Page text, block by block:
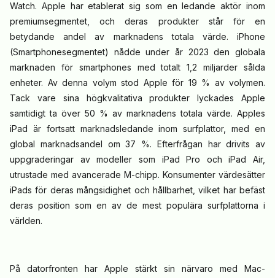
Watch. Apple har etablerat sig som en ledande aktör inom
premiumsegmentet, och deras produkter står för en
betydande andel av marknadens totala värde. iPhone
(Smartphonesegmentet) nådde under år 2023 den globala
marknaden för smartphones med totalt 1,2 miljarder sålda
enheter. Av denna volym stod Apple för 19 % av volymen.
Tack vare sina högkvalitativa produkter lyckades Apple
samtidigt ta över 50 % av marknadens totala värde. Apples
iPad är fortsatt marknadsledande inom surfplattor, med en
global marknadsandel om 37 %. Efterfrågan har drivits av
uppgraderingar av modeller som iPad Pro och iPad Air,
utrustade med avancerade M-chipp. Konsumenter värdesätter
iPads för deras mångsidighet och hållbarhet, vilket har befäst
deras position som en av de mest populära surfplattorna i
världen.
På datorfronten har Apple stärkt sin närvaro med Mac-